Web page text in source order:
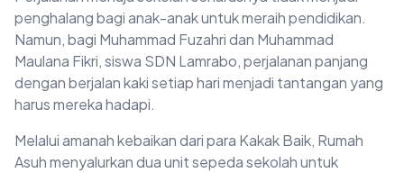
penghalang bagi anak-anak untuk meraih pendidikan.
Namun, bagi Muhammad Fuzahri dan Muhammad
Maulana Fikri, siswa SDN Lamrabo, perjalanan panjang
dengan berjalan kaki setiap hari menjadi tantangan yang
harus mereka hadapi.
Melalui amanah kebaikan dari para Kakak Baik, Rumah
Asuh menyalurkan dua unit sepeda sekolah untuk